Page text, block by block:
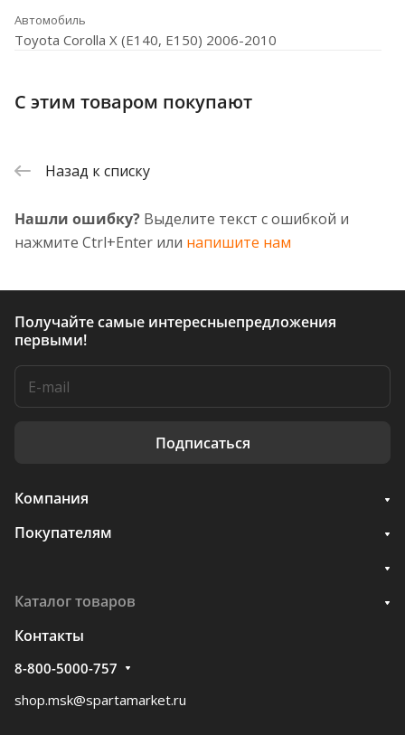
Автомобиль
Toyota Corolla X (E140, E150) 2006-2010
С этим товаром покупают
Назад к списку
Нашли ошибку? Выделите текст с ошибкой и
нажмите Ctrl+Enter или напишите нам
Получайте самые интересныепредложения
первыми!
Подписаться
Компания
Покупателям
Каталог товаров
Контакты
8-800-5000-757
shop.msk@spartamarket.ru